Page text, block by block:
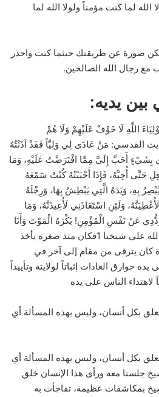
الله لما كنت مؤمناً ولولا الله لما
صورة عن طريقتك حيثما كنت واحذر
مع رجال الله الصالحين.
بين يديه:
اللَّهِ لَا خَوْفٌ عَلَيْهِمْ وَلَا هُمْ
القدسي: مَنْ عَادَى لِي وَلِيَّاً فَقَدْ آذَنْتُهُ
بِشَيْءٍ أَحَبَّ إِلَيَّ مِمَّا افْتَرَضْتُ عَلَيْهِ، وَمَا
حَتَّى أُحِبَّهُ، فَإِذَا أَحْبَبْتُهُ كُنْتُ سَمْعَهُ
بِهِ، وَيَدَهُ الَّتِي يَبْطِشُ بِهَا، وَرِجْلَهُ
وَلَئِنِ اسْتَعَاذَنِي لَأُعِيذَنَّهُ، وَمَا
عَنْ نَفْسِ الْمُؤْمِنِ! يَكْرَهُ الْمَوْتَ وَأَنَا
). ولقد مَنَّ الله على شيخنا 1فكان منذ صغره يأخذ
كان يترقى من مقام إلى آخر في
خوارق العادات إثباتاً لولايته وتأييداً
لاهتداء الناس على يده
بكل أنسان، وليس بهذه المسألة أي
بكل أنسان، وليس بهذه المسألة أي
جلسنا معه ورأى هذا الإنسان خلق
بمكاشفات عظيمة، تفاجأت به